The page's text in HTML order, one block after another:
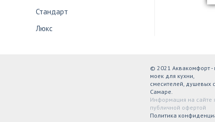
Стандарт
Люкс
© 2021 Аквакомфорт -
моек для кухни,
смесителей, душевых
Самаре.
Информация на сайте
публичной офертой
Политика